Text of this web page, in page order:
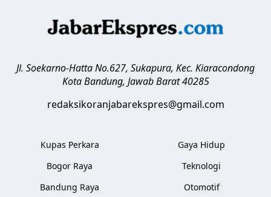
Jl. Soekarno-Hatta No.627, Sukapura, Kec. Kiaracondong
Kota Bandung, Jawab Barat 40285
redaksikoranjabarekspres@gmail.com
Kupas Perkara
Bogor Raya
Bandung Raya
Gaya Hidup
Teknologi
Otomotif